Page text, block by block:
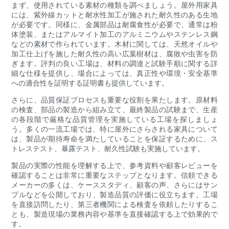
まず、使用されている素材の種類を調べましょう。屋外用家具
には、紫外線カットと耐水性加工が施された耐久性のある生地
が必要です。同様に、金属部品は耐腐食性が必要で、通常は粉
体塗装、またはアルマイト加工のアルミニウムやステンレス鋼
などの素材で作られています。木材に関しては、天然オイルや
加工仕上げを施した耐久性の高い広葉樹材は、腐敗や虫害を防
ぎます。評判の良い工場は、材料の調達と試験手順に関する詳
細な仕様を提供し、場合によっては、真正性や環境・安全基準
への適合性を証明する証明書も提供しています。
さらに、品質保証プロセスも重要な役割を果たします。原材料
の検査、部品の製造から組み立て、最終製品の試験まで、生産
の各段階で厳格な品質管理を実施している工場を探しましょ
う。多くの一流工場では、特に屋外にさらされる家具について
は、製品が期待寿命を満たしていることを保証するために、ス
トレステスト、暴露テスト、耐久性試験も実施しています。
製品の実際の性能を理解する上で、参考資料や顧客レビューを
確認することは非常に重要なステップとなります。信頼できる
メーカーの多くは、ケーススタディ、顧客の声、さらにはサン
プルなどを公開しており、製造品質の評価に役立ちます。工場
を直接訪問したり、第三者機関による検査を依頼したりするこ
とも、製造現場の業務内容や基準を直接確認する上で効果的で
す。